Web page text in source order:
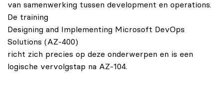
van samenwerking tussen development en operations.
De training
Designing and Implementing Microsoft DevOps
Solutions (AZ-400)
richt zich precies op deze onderwerpen en is een
logische vervolgstap na AZ-104.